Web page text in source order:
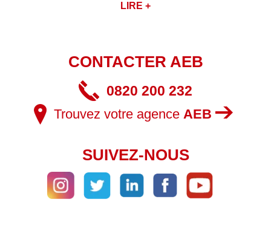
LIRE +
CONTACTER AEB
0820 200 232
Trouvez votre agence AEB
SUIVEZ-NOUS